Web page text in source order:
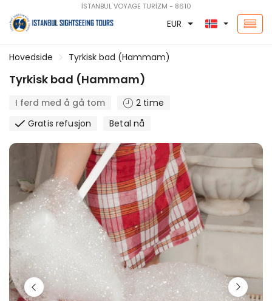
İSTANBUL VOYAGE TURİZM - 8610
EUR
Hovedside Tyrkisk bad (Hammam)
Tyrkisk bad (Hammam)
I ferd med å gå tom
2 time
Gratis refusjon
Betal nå